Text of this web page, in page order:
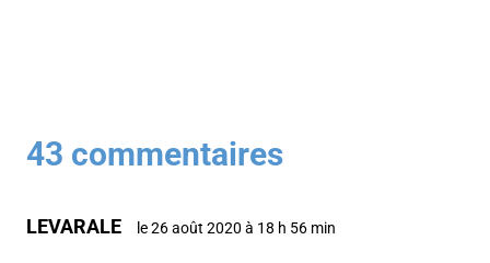
43 commentaires
LEVARALE le 26 août 2020 à 18 h 56 min